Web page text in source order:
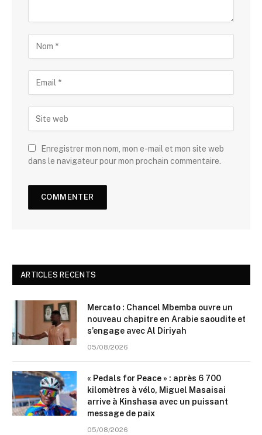
Enregistrer mon nom, mon e-mail et mon site web
dans le navigateur pour mon prochain commentaire.
ARTICLES RECENTS
Mercato : Chancel Mbemba ouvre un
nouveau chapitre en Arabie saoudite et
s’engage avec Al Diriyah
05/08/2026
« Pedals for Peace » : après 6 700
kilomètres à vélo, Miguel Masaisai
arrive à Kinshasa avec un puissant
message de paix
05/08/2026